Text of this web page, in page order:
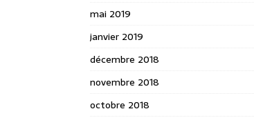
mai 2019
janvier 2019
décembre 2018
novembre 2018
octobre 2018